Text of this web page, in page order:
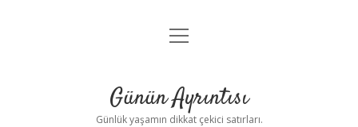
Anasayfa
Yasal Uyarı
menüyü
Günün Ayrıntısı
Günlük yaşamın dikkat çekici satırları.